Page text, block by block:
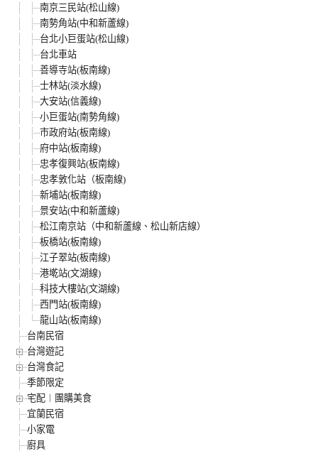
南京三民站(松山線)
南勢角站(中和新蘆線)
台北小巨蛋站(松山線)
台北車站
善導寺站(板南線)
士林站(淡水線)
大安站(信義線)
小巨蛋站(南勢角線)
市政府站(板南線)
府中站(板南線)
忠孝復興站(板南線)
忠孝敦化站（板南線)
新埔站(板南線)
景安站(中和新蘆線)
松江南京站（中和新蘆線、松山新店線）
板橋站(板南線)
江子翠站(板南線)
港墘站(文湖線)
科技大樓站(文湖線)
西門站(板南線)
龍山站(板南線)
台南民宿
台灣遊記
台灣食記
季節限定
宅配︱團購美食
宜蘭民宿
小家電
廚具